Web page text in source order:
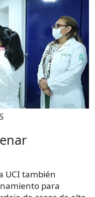
UCI también
para